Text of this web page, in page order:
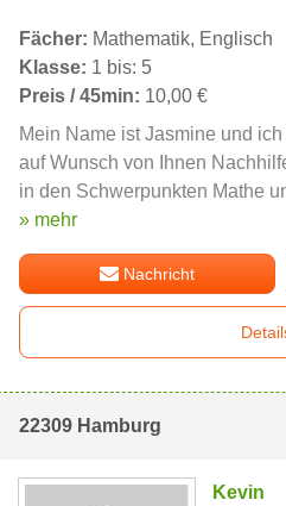
Fächer: Mathematik, Englisch
Klasse: 1 bis: 5
Preis / 45min: 10,00 €
Mein Name ist Jasmine und
auf Wunsch von Ihnen
in den Schwerpunkten Mathe
» mehr
Nachricht
22309 Hamburg
Kevin